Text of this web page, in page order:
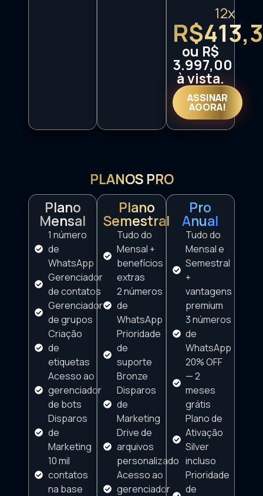
12x
ou R$
3.997,00
à vista.
ASSINAR
AGORA!
PLANOS PRO
Plano
Mensal
1 número
de
WhatsApp
Gerenciador
de contatos
Gerenciador
de grupos
Criação
de
etiquetas
Acesso ao
gerenciador
de bots
Disparos
de
Marketing
10 mil
contatos
na base
Plano
Semestral
Tudo do
Mensal +
benefícios
extras
2 números
de
WhatsApp
Prioridade
de
suporte
Bronze
Disparos
de
Marketing
Drive de
arquivos
personalizado
Acesso ao
gerenciador
Pro
Anual
Tudo do
Mensal e
Semestral
+
vantagens
premium
3 números
de
WhatsApp
20% OFF
— 2
meses
grátis
Plano de
Ativação
Silver
incluso
Prioridade
de